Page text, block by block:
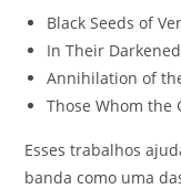
Black Seeds of
In Their
Annihilation of
Those Whom the
Esses trabalhos
banda como uma